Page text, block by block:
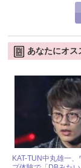
あなたにオス
KAT-TUN中丸雄一